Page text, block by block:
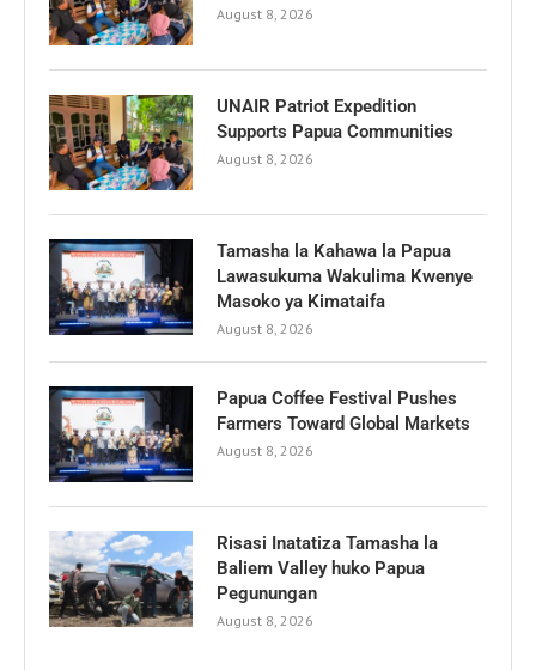
August 8, 2026
UNAIR Patriot Expedition
Supports Papua Communities
August 8, 2026
Tamasha la Kahawa la Papua
Lawasukuma Wakulima Kwenye
Masoko ya Kimataifa
August 8, 2026
Papua Coffee Festival Pushes
Farmers Toward Global Markets
August 8, 2026
Risasi Inatatiza Tamasha la
Baliem Valley huko Papua
Pegunungan
August 8, 2026